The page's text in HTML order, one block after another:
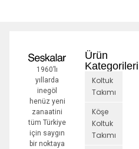
1960’lı
yıllarda
inegöl
henüz yeni
zanaatini
tüm Türkiye
için saygın
bir noktaya
Ürün
Kategorileri
Koltuk
Takımı
Köşe
Koltuk
Takımı